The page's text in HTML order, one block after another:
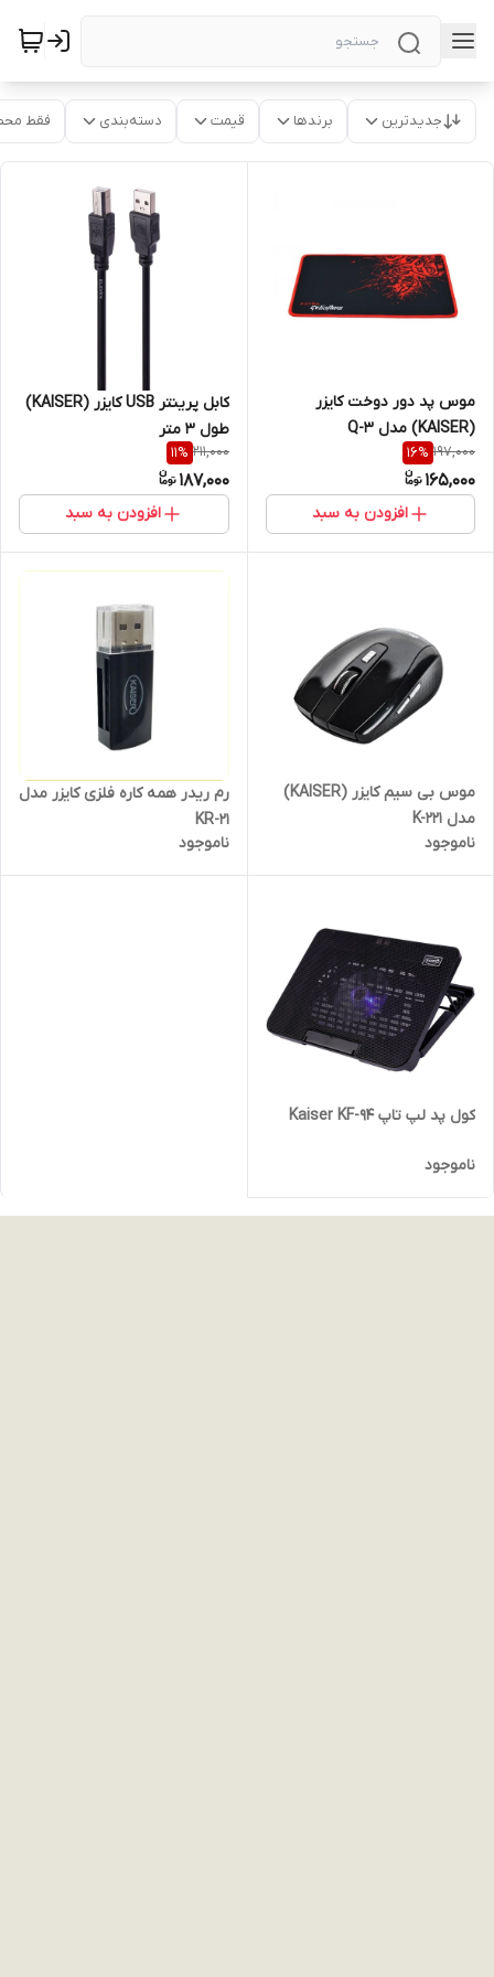
جدیدترین برندها قیمت دسته‌بندی فقط
موس پد دور دوخت کایزر
(KAISER) مدل Q-3
197,000
16%
165,000
افزودن به سبد
کابل پرینتر USB کایزر (KAISER)
طول 3 متر
211,000
11%
187,000
افزودن به سبد
موس بی سیم کایزر (KAISER)
مدل K-221
ناموجود
رم ریدر همه کاره فلزی کایزر مدل
KR-21
ناموجود
کول پد لپ تاپ Kaiser KF-94
ناموجود